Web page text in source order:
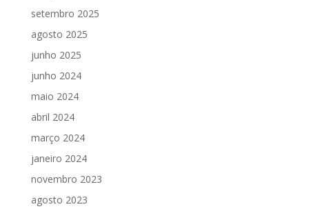
setembro 2025
agosto 2025
junho 2025
junho 2024
maio 2024
abril 2024
março 2024
janeiro 2024
novembro 2023
agosto 2023